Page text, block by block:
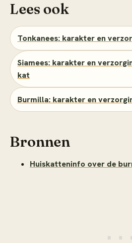
Lees ook
Tonkanees: karakter en
Siamees: karakter en
kat
Burmilla: karakter en
Bronnen
Huiskatteninfo over de